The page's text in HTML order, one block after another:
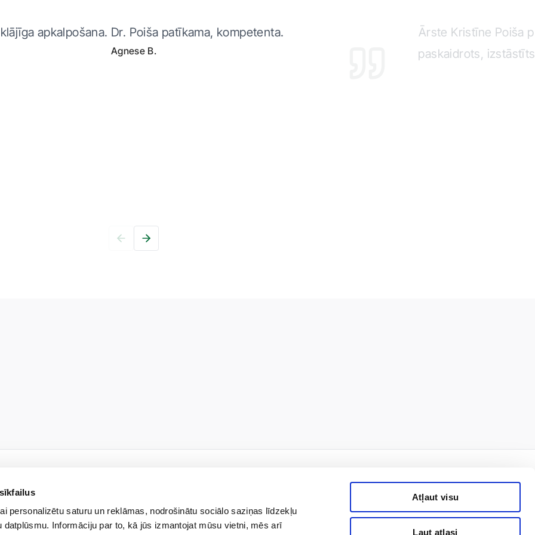
personalizētu saturu un reklāmas, nodrošinātu sociālo saziņas līdzekļu
datplūsmu. Informāciju par to, kā jūs izmantojat mūsu vietni, mēs arī
Atļaut visu
Ļaut atlasi
apkalpošana. Dr. Poiša patīkama, kompetenta.
Agnese B.
Ārste Kristīne Poiša
paskaidrots,
jaunumiem un uzzini pirmais!